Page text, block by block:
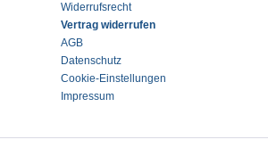
Widerrufsrecht
Vertrag widerrufen
AGB
Datenschutz
Cookie-Einstellungen
Impressum